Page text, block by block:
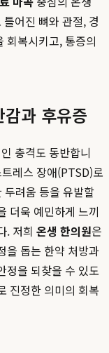
어진 뼈와 관절, 경
회복시키고, 통증의
과 후유증
충격도 동반합니
레스 장애(PTSD)로
두려움 등을 유발할
더욱 예민하게 느끼
. 저희 온생 한의원은
을 돕는 한약 처방과
정을 되찾을 수 있도
진정한 의미의 회복